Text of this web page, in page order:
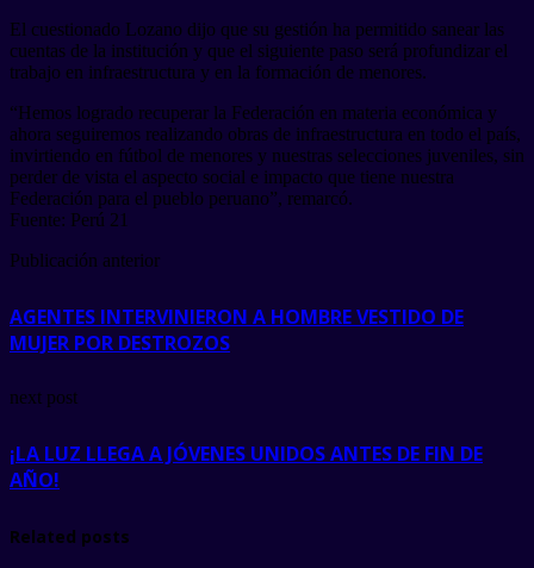
El cuestionado Lozano dijo que su gestión ha permitido sanear las
cuentas de la institución y que el siguiente paso será profundizar el
trabajo en infraestructura y en la formación de menores.
“Hemos logrado recuperar la Federación en materia económica y
ahora seguiremos realizando obras de infraestructura en todo el país,
invirtiendo en fútbol de menores y nuestras selecciones juveniles, sin
perder de vista el aspecto social e impacto que tiene nuestra
Federación para el pueblo peruano”, remarcó.
Fuente: Perú 21
Publicación anterior
AGENTES INTERVINIERON A HOMBRE VESTIDO DE
MUJER POR DESTROZOS
next post
¡LA LUZ LLEGA A JÓVENES UNIDOS ANTES DE FIN DE
AÑO!
Related posts